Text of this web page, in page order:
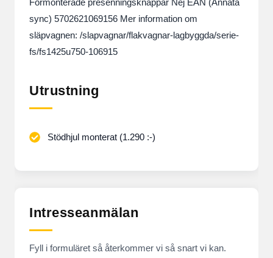
sync) 5702621069156 Mer information om
släpvagnen: /slapvagnar/flakvagnar-lagbyggda/serie-
fs/fs1425u750-106915
Utrustning
Stödhjul monterat (1.290 :-)
Intresseanmälan
Fyll i formuläret så återkommer vi så snart vi kan.